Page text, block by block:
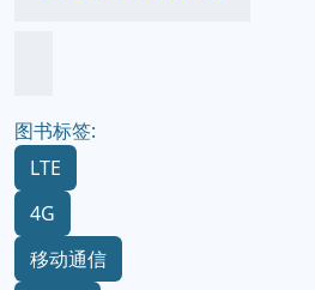
图书标签:
LTE
4G
移动通信